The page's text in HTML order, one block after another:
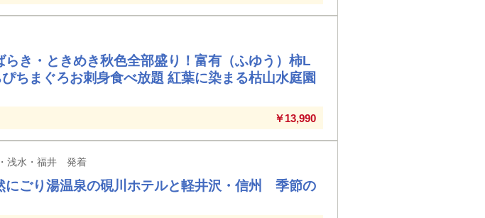
き・ときめき秋色全部盛り！富有（ふゆう）柿L
ちまぐろお刺身食べ放題 紅葉に染まる枯山水庭園
￥13,990
浅水・福井 発着
にごり湯温泉の硯川ホテルと軽井沢・信州 季節の